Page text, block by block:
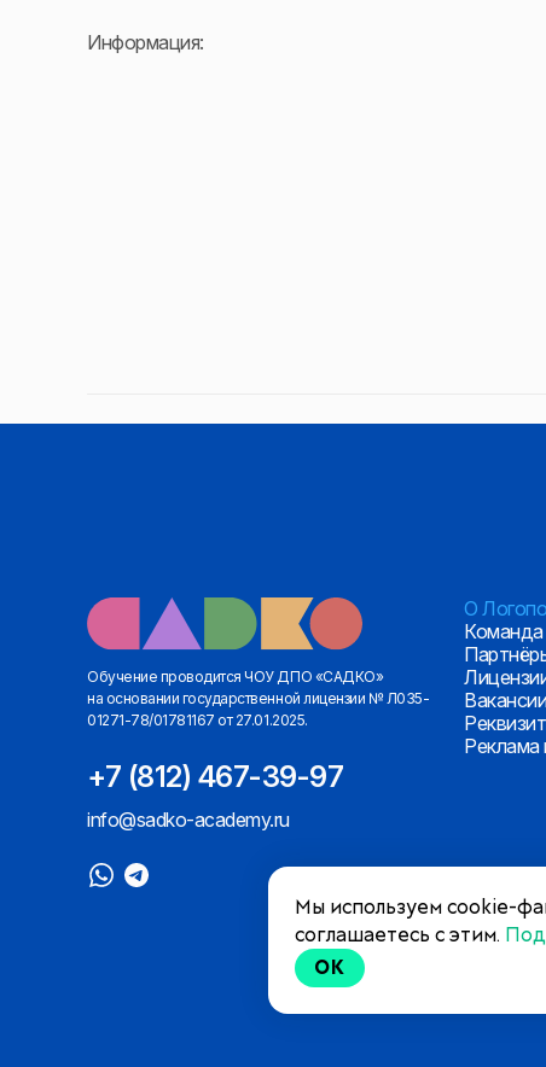
Информация:
Обучение проводится ЧОУ ДПО «САДКО»
на основании государственной лицензии № Л035-
01271-78/01781167 от 27.01.2025.
+7 (812) 467-39-97
info@sadko-academy.ru
О
Команда
Реклама
Мы используем cookie-
соглашаетесь с этим.
OK